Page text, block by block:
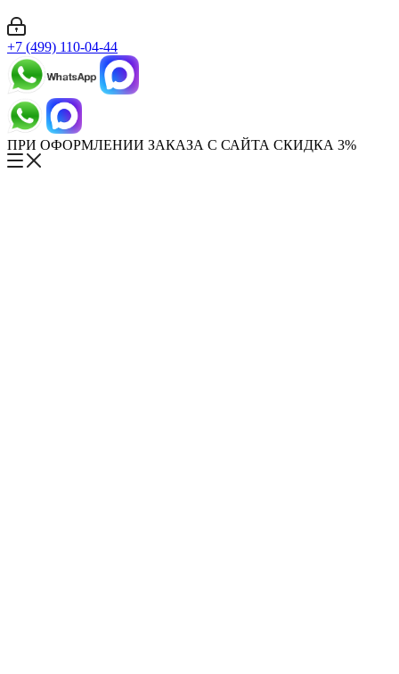
+7 (499) 110-04-44
ПРИ ОФОРМЛЕНИИ ЗАКАЗА С САЙТА СКИДКА 3%